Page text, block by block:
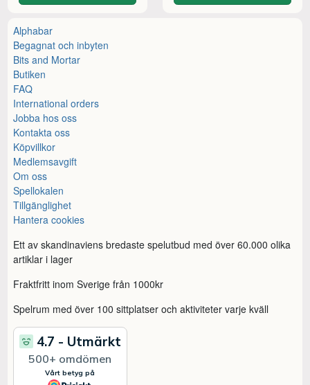
Alphabar
Begagnat och inbyten
Bits and Mortar
Butiken
FAQ
International orders
Jobba hos oss
Kontakta oss
Köpvillkor
Medlemsavgift
Om oss
Spellokalen
Tillgänglighet
Hantera cookies
Ett av skandinaviens bredaste spelutbud med över 60.000 olika
artiklar i lager
Fraktfritt inom Sverige från 1000kr
Spelrum med över 100 sittplatser och aktiviteter varje kväll